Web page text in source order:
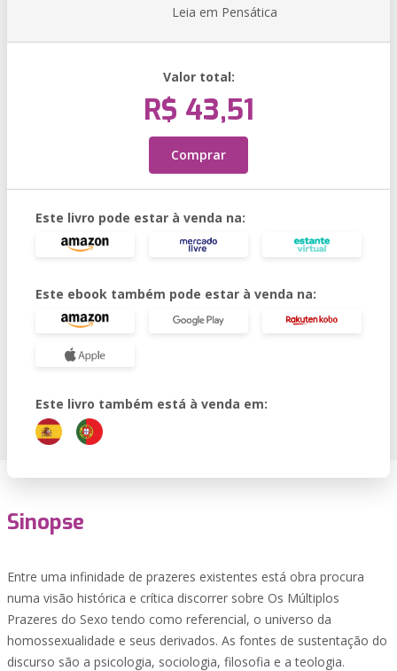
Leia em Pensática
Valor total:
R$ 43,51
Comprar
Este livro pode estar à venda na:
Este ebook também pode estar à venda na:
Este livro também está à venda em:
Sinopse
Entre uma infinidade de prazeres existentes está obra procura
numa visão histórica e crítica discorrer sobre Os Múltiplos
Prazeres do Sexo tendo como referencial, o universo da
homossexualidade e seus derivados. As fontes de sustentação do
discurso são a psicologia, sociologia, filosofia e a teologia.